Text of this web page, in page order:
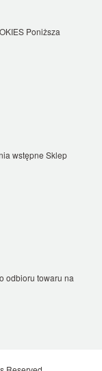
Poniższa
wstępne Sklep
odbioru towaru na